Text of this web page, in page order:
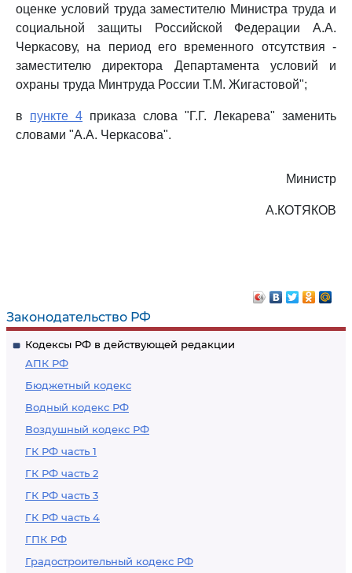
Законодательство РФ
Кодексы РФ в действующей редакции
АПК РФ
Бюджетный кодекс
Водный кодекс РФ
Воздушный кодекс РФ
ГК РФ часть 1
ГК РФ часть 2
ГК РФ часть 3
ГК РФ часть 4
ГПК РФ
Градостроительный кодекс РФ
оценке условий труда заместителю Министра труда и
социальной защиты Российской Федерации А.А.
Черкасову, на период его временного отсутствия -
заместителю директора Департамента условий и
охраны труда Минтруда России Т.М. Жигастовой";
в пункте 4 приказа слова "Г.Г. Лекарева" заменить
словами "А.А. Черкасова".
Министр
А.КОТЯКОВ